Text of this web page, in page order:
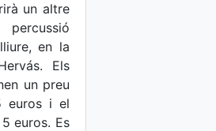
un altre
en la
Els
un preu
euros i el
euros. Es